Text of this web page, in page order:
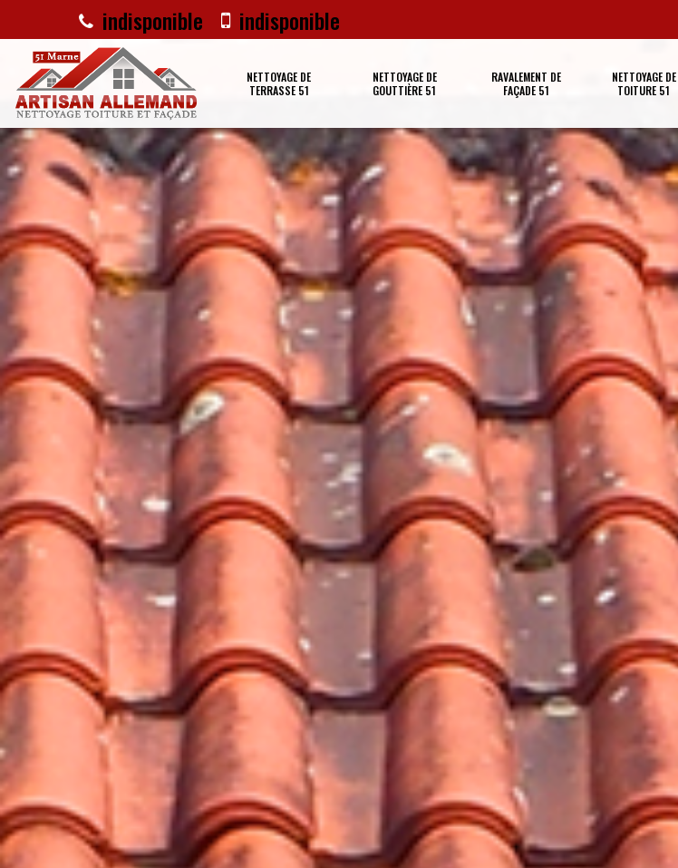
indisponible indisponible
NETTOYAGE DE
TERRASSE 51
NETTOYAGE DE
GOUTTIÈRE 51
RAVALEMENT DE
FAÇADE 51
NETTOYAGE DE
TOITURE 51